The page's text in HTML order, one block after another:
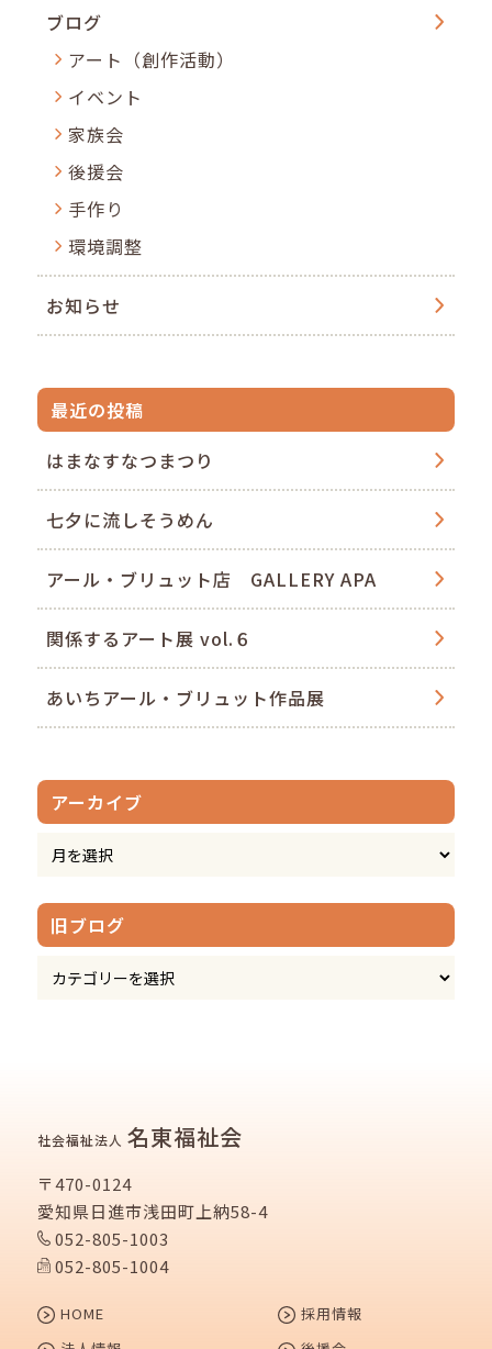
ブログ
アート（創作活動）
イベント
家族会
後援会
手作り
環境調整
お知らせ
最近の投稿
はまなすなつまつり
七夕に流しそうめん
アール・ブリュット店 GALLERY APA
関係するアート展 vol.６
あいちアール・ブリュット作品展
アーカイブ
旧ブログ
社会福祉法人 名東福祉会
〒470-0124
愛知県日進市浅田町上納58-4
052-805-1003
052-805-1004
HOME
採用情報